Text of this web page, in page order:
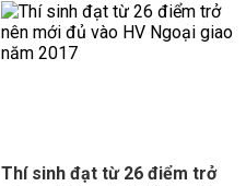
Thí sinh đạt từ 26 điểm trở